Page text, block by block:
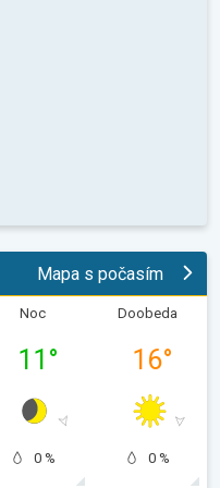
Mapa s počasím
Noc
11 °
0 %
Doobeda
16°
0 %